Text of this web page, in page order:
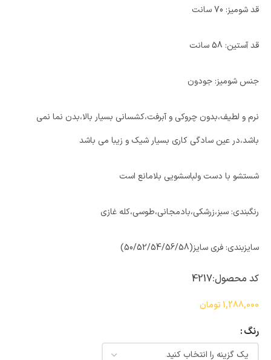
قد شومیز: 70 سانت
قد آستین: 58 سانت
جنس شومیز: جودون
نرم و لطیف،بدون چروکی و آبرفت،کشسانی بسیار بالا،بدن نما نمی
باشد،در عین سادگی کاری بسیار شیک و زیبا می باشد
شستشو با دست ولباسشویی بلامانع است
رنگبندی: سبز،زرشکی،بادمجانی،طوسی،کله غازی
سایزبندی: فری سایز(50/52/54/56/58)
کد محصول:4217
1,288,000تومان
رنگ